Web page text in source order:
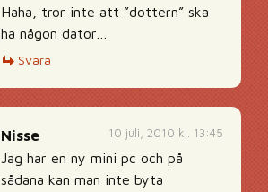
Haha, tror inte att ”dottern” ska
ha någon dator…
Svara
10 juli, 2010 kl. 13:45
Nisse
Jag har en ny mini pc och på
sådana kan man inte byta